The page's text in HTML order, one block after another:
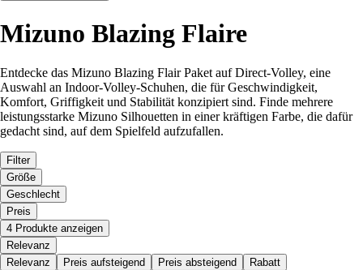
Mizuno Blazing Flaire
Entdecke das Mizuno Blazing Flair Paket auf Direct-Volley, eine
Auswahl an Indoor-Volley-Schuhen, die für Geschwindigkeit,
Komfort, Griffigkeit und Stabilität konzipiert sind. Finde mehrere
leistungsstarke Mizuno Silhouetten in einer kräftigen Farbe, die dafür
gedacht sind, auf dem Spielfeld aufzufallen.
Filter
Größe
Geschlecht
Preis
4 Produkte anzeigen
Relevanz
Relevanz
Preis aufsteigend Preis absteigend Rabatt